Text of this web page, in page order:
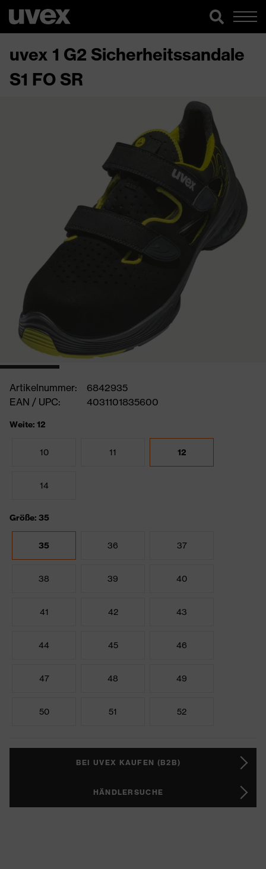
uvex 1 G2 Sicherheitssandale
S1 FO SR
Artikelnummer:
6842935
EAN / UPC:
4031101835600
Weite: 12
10 11 12
14
Größe: 35
35 36 37
38 39 40
41 42 43
44 45 46
47 48 49
50 51 52
BEI UVEX KAUFEN (B2B)
HÄNDLERSUCHE